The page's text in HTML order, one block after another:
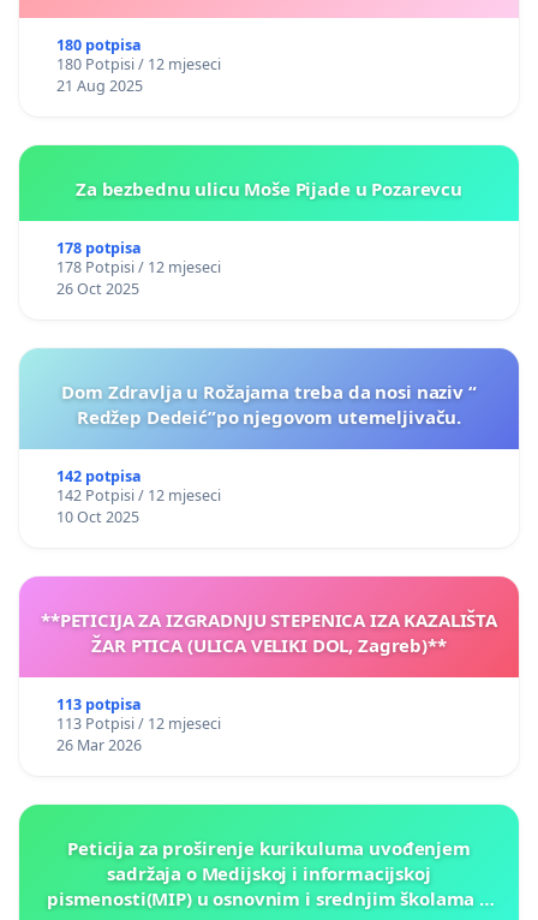
180 potpisa
180 Potpisi / 12 mjeseci
21 Aug 2025
Za bezbednu ulicu Moše Pijade u Pozarevcu
178 potpisa
178 Potpisi / 12 mjeseci
26 Oct 2025
Dom Zdravlja u Rožajama treba da nosi naziv “
Redžep Dedeić”po njegovom utemeljivaču.
142 potpisa
142 Potpisi / 12 mjeseci
10 Oct 2025
**PETICIJA ZA IZGRADNJU STEPENICA IZA KAZALIŠTA
ŽAR PTICA (ULICA VELIKI DOL, Zagreb)**
113 potpisa
113 Potpisi / 12 mjeseci
26 Mar 2026
Peticija za proširenje kurikuluma uvođenjem
sadržaja o Medijskoj i informacijskoj
pismenosti(MIP) u osnovnim i srednjim školama u